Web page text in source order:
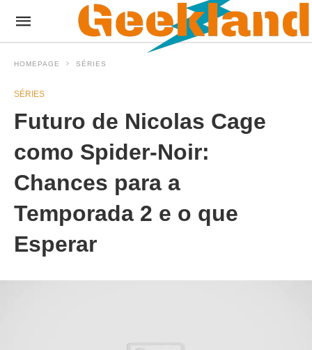
HOMEPAGE SÉRIES
SÉRIES
Futuro de Nicolas Cage
como Spider-Noir:
Chances para a
Temporada 2 e o que
Esperar